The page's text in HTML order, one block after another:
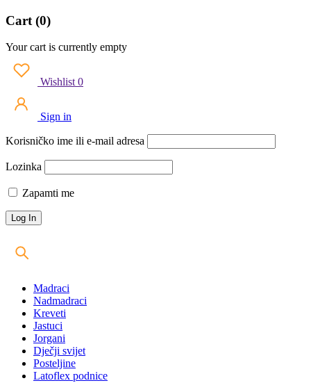
Cart (0)
Your cart is currently empty
Wishlist 0
Sign in
Korisničko ime ili e-mail adresa
Lozinka
Zapamti me
Madraci
Nadmadraci
Kreveti
Jastuci
Jorgani
Dječji svijet
Posteljine
Latoflex podnice